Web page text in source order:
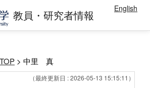
教員・研究者情報 English
> 中里 真
（最終更新日 : 2026-05-13 15:15:11）